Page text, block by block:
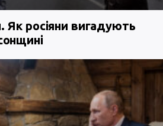
Як росіяни вигадують